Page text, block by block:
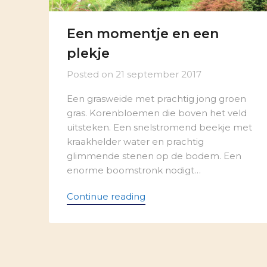
Een momentje en een
plekje
Posted on 21 september 2017
Een grasweide met prachtig jong groen
gras. Korenbloemen die boven het veld
uitsteken. Een snelstromend beekje met
kraakhelder water en prachtig
glimmende stenen op de bodem. Een
enorme boomstronk nodigt…
Continue reading